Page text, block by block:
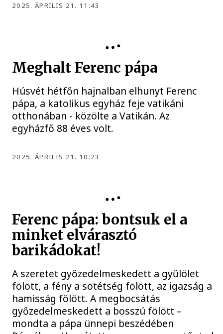
2025. ÁPRILIS 21. 11:43
Meghalt Ferenc pápa
Húsvét hétfőn hajnalban elhunyt Ferenc
pápa, a katolikus egyház feje vatikáni
otthonában - közölte a Vatikán. Az
egyházfő 88 éves volt.
2025. ÁPRILIS 21. 10:23
Ferenc pápa: bontsuk el a
minket elvárasztó
barikádokat!
A szeretet győzedelmeskedett a gyűlölet
fölött, a fény a sötétség fölött, az igazság a
hamisság fölött. A megbocsátás
győzedelmeskedett a bosszú fölött –
mondta a pápa ünnepi beszédében